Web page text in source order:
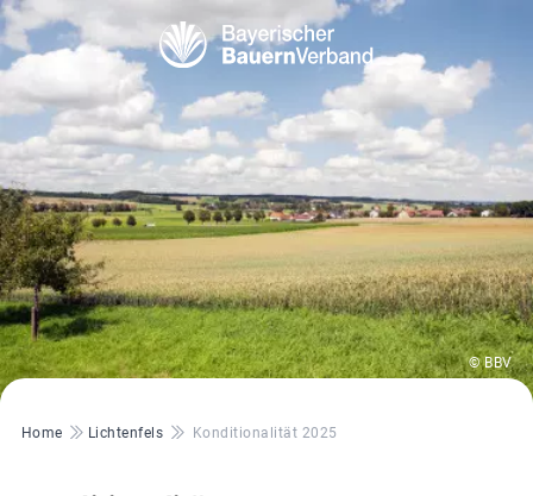
© BBV
Pfadnavigation
Home Lichtenfels Konditionalität 2025